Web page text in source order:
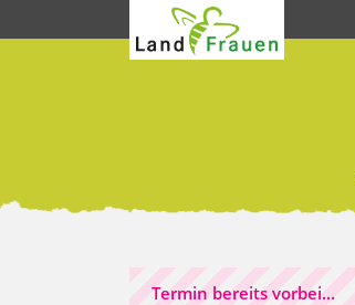
Termin bereits vorbei...